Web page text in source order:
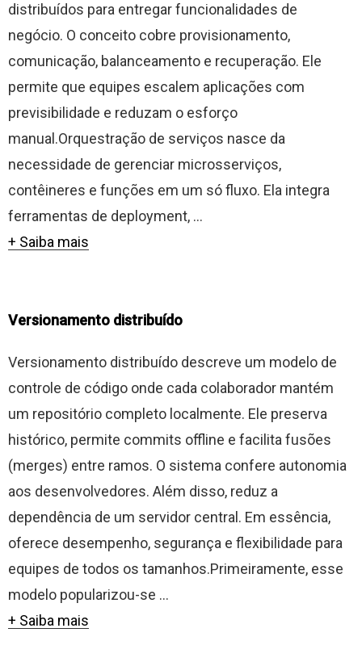
distribuídos para entregar funcionalidades de
negócio. O conceito cobre provisionamento,
comunicação, balanceamento e recuperação. Ele
permite que equipes escalem aplicações com
previsibilidade e reduzam o esforço
manual.Orquestração de serviços nasce da
necessidade de gerenciar microsserviços,
contêineres e funções em um só fluxo. Ela integra
ferramentas de deployment, ...
+ Saiba mais
Versionamento distribuído
Versionamento distribuído descreve um modelo de
controle de código onde cada colaborador mantém
um repositório completo localmente. Ele preserva
histórico, permite commits offline e facilita fusões
(merges) entre ramos. O sistema confere autonomia
aos desenvolvedores. Além disso, reduz a
dependência de um servidor central. Em essência,
oferece desempenho, segurança e flexibilidade para
equipes de todos os tamanhos.Primeiramente, esse
modelo popularizou-se ...
+ Saiba mais